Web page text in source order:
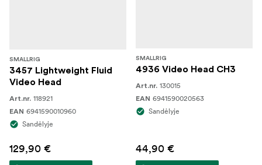
SMALLRIG
3457 Lightweight Fluid
Video Head
Art.nr. 118921
EAN 6941590010960
Sandėlyje
129,90 €
SMALLRIG
4936 Video Head CH3
Art.nr. 130015
EAN 6941590020563
Sandėlyje
44,90 €